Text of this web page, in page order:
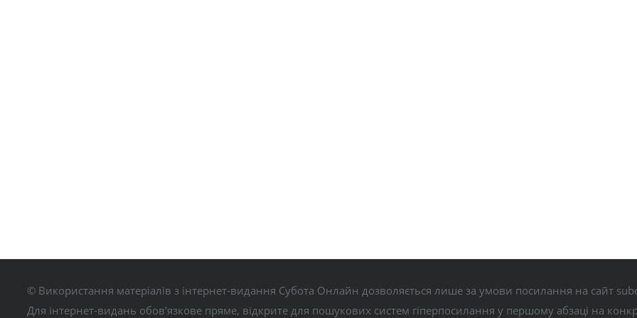
© Використання матеріалів з інтернет-видання Субота Онлайн дозволяється лише за умови посилання на сайт
Для інтернет-видань обов’язкове пряме, відкрите для пошукових систем гіперпосилання у першому абзаці на